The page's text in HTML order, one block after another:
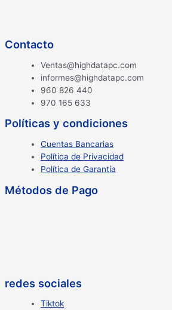
Contacto
Ventas@highdatapc.com
informes@highdatapc.com
960 826 440
970 165 633
Políticas y condiciones
Cuentas Bancarias
Política de Privacidad
Política de Garantía
Métodos de Pago
redes sociales
Tiktok